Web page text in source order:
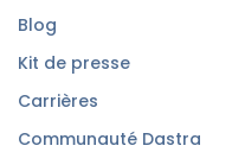
Blog
Kit de presse
Carrières
Communauté Dastra